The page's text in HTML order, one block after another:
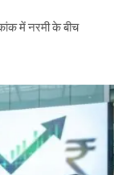
में नरमी के बीच